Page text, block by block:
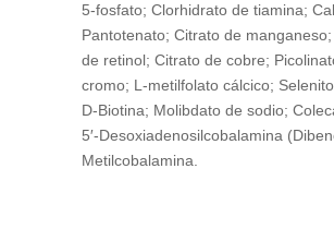
5-fosfato; Clorhidrato de tiamina;
Pantotenato; Citrato de
de retinol; Citrato de cobre;
cromo; L-metilfolato cálcico;
D-Biotina; Molibdato de sodio;
5′-Desoxiadenosilcobalamina
Metilcobalamina.